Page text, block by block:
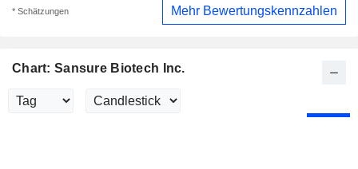
* Schätzungen Mehr Bewertungskennzahlen
Chart: Sansure Biotech Inc.